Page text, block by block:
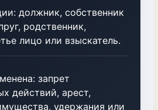
должник, собственник
родственник,
лицо или взыскатель.
запрет
действий, арест,
удержания или